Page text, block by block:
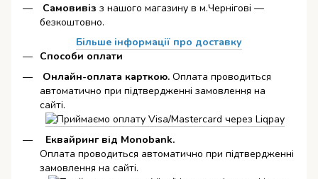
Самовивіз з нашого магазину в м.Чернігові —
безкоштовно.
Більше інформації про доставку
Способи оплати
Онлайн-оплата карткою. Оплата проводиться
автоматично при підтвердженні замовлення на
сайті.
Еквайринг від Monobank.
Оплата проводиться автоматично при підтвердженні
замовлення на сайті.